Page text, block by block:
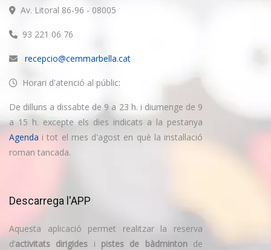
Av. Litoral 86-96 - 08005
93 221 06 76
recepcio@cemmarbella.cat
Horari d'atenció al públic:
De dilluns a dissabte de 9 a 23 h. i diumenge de 9
a 15 h. excepte els dies indicats a la pestanya
Agenda i tot el mes d'agost en què la instal·lació
roman tancada.
Descarrega l'APP
Aquesta aplicació permet realitzar la reserva
d’activitats dirigides i pistes de bàdmintonde